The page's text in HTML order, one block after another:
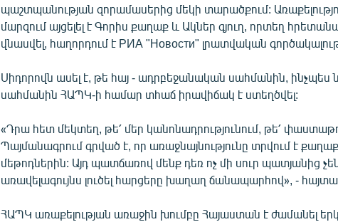
պաշտպանության զորամասերից մեկի տարածքում:
մարզում այցելել է Գորիս քաղաք և Ակներ գյուղ, որտեղ
վնասվել, հաղորդում է РИА "Новости" լրատվական
Սիդորովն ասել է, թե հայ - ադրբեջանական սահմանին,
սահմանին ՀԱՊԿ-ի համար տհաճ իրավիճակ է ստեղծվել:
«Դրա հետ մեկտեղ, թե՛ մեր կանոնադրությունում, թե՛
Պայմանագրում գրված է, որ առաջնայնությունը տրվում է
մեթոդներին: Այդ պատճառով մենք դեռ ոչ մի սուր պատյանից
առավելագույնս լուծել հարցերը խաղաղ ճանապարհով», -
ՀԱՊԿ առաքելության առաջին խումբը Հայաստան է ժամանել